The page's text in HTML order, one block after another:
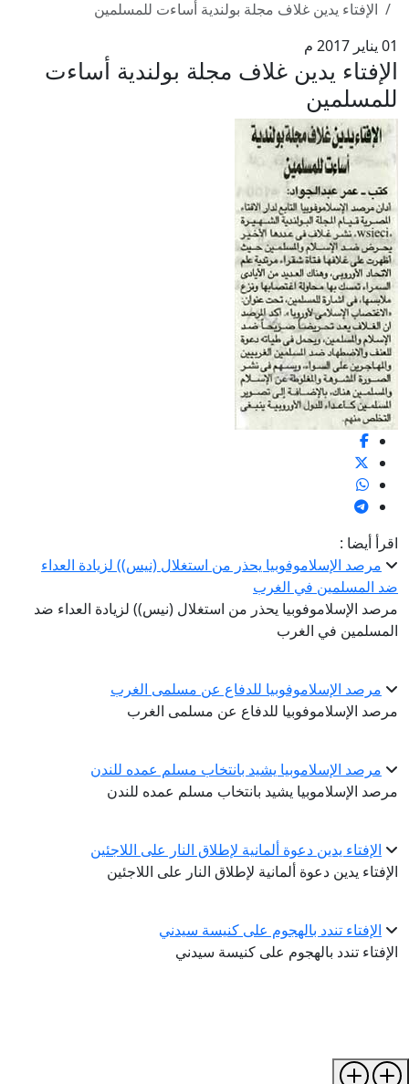
الإفتاء يدين غلاف مجلة بولندية أساءت للمسلمين
01 يناير 2017 م
الإفتاء يدين غلاف مجلة بولندية أساءت
للمسلمين
اقرأ أيضا :
مرصد الإسلاموفوبيا يحذر من استغلال (نيس)) لزيادة العداء
ضد المسلمين في الغرب
مرصد الإسلاموفوبيا يحذر من استغلال (نيس)) لزيادة العداء ضد
المسلمين في الغرب
مرصد الإسلاموفوبيا للدفاع عن مسلمى الغرب
مرصد الإسلاموفوبيا للدفاع عن مسلمى الغرب
مرصد الإسلاموبيا يشيد بانتخاب مسلم عمده للندن
مرصد الإسلاموبيا يشيد بانتخاب مسلم عمده للندن
الإفتاء يدين دعوة ألمانية لإطلاق النار على اللاجئين
الإفتاء يدين دعوة ألمانية لإطلاق النار على اللاجئين
الإفتاء تندد بالهجوم على كنيسة سيدني
الإفتاء تندد بالهجوم على كنيسة سيدني